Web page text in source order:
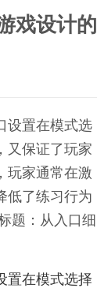
戏设计的
设置在模式选
又保证了玩家
玩家通常在激
低了练习行为
题：从入口细
置在模式选择